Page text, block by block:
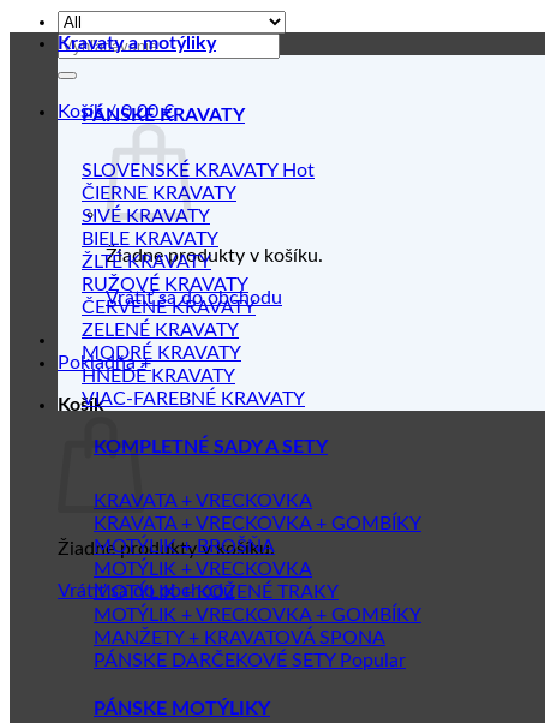
Hľadať:
Košík /0.00€
Žiadne produkty v košíku.
Vrátiť sa do obchodu
Pokladňa +
Košík
Žiadne produkty v košíku.
Vrátiť sa do obchodu
Kravaty a motýliky
PÁNSKE KRAVATY
SLOVENSKÉ KRAVATY
ČIERNE KRAVATY
SIVÉ KRAVATY
BIELE KRAVATY
ŽLTÉ KRAVATY
RUŽOVÉ KRAVATY
ČERVENÉ KRAVATY
ZELENÉ KRAVATY
MODRÉ KRAVATY
HNEDÉ KRAVATY
VIAC-FAREBNÉ KRAVATY
KOMPLETNÉ SADY A SETY
KRAVATA + VRECKOVKA
KRAVATA + VRECKOVKA + GOMBÍKY
MOTÝLIK + BROŠŇA
MOTÝLIK + VRECKOVKA
MOTÝLIK + KOŽENÉ TRAKY
MOTÝLIK + VRECKOVKA + GOMBÍKY
MANŽETY + KRAVATOVÁ SPONA
PÁNSKE DARČEKOVÉ SETY
PÁNSKE MOTÝLIKY